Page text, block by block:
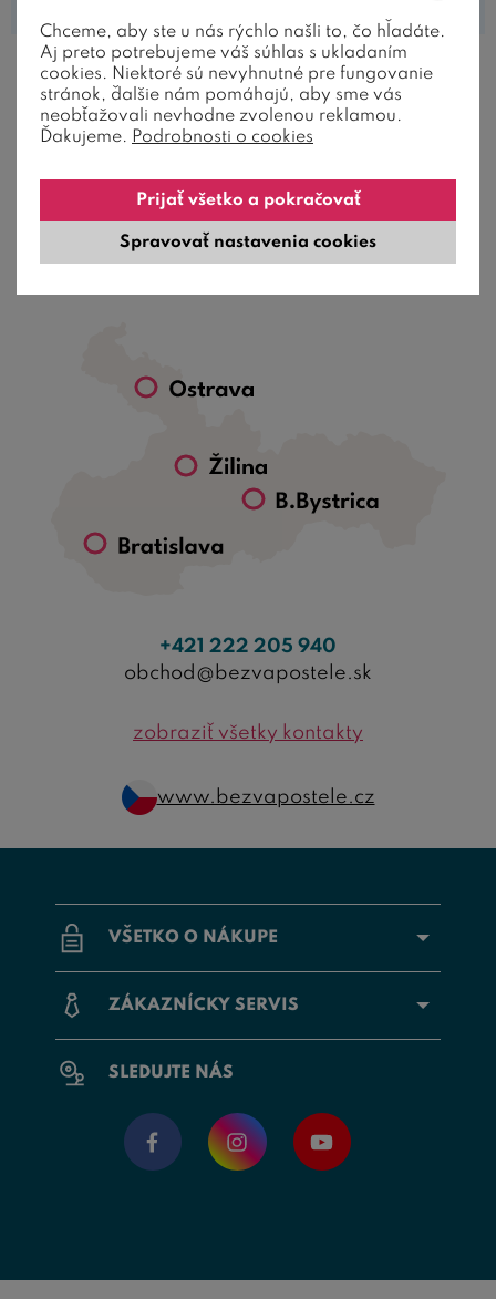
AKO ZÁKAZNÍCI HODNOTIA
VŠETKO O NÁKUPE
ZÁKAZNÍCKY SERVIS
SLEDUJTE NÁS
+421 222 205 940
obchod@bezvapostele.sk
zobraziť všetky kontakty
www.bezvapostele.cz
Chceme, aby ste u nás rýchlo našli to, čo hľadáte.
Aj preto potrebujeme váš súhlas s ukladaním
cookies. Niektoré sú nevyhnutné pre fungovanie
stránok, ďalšie nám pomáhajú, aby sme vás
neobťažovali nevhodne zvolenou reklamou.
Ďakujeme. Podrobnosti o cookies
Spravovať nastavenia cookies
Prijať všetko a pokračovať